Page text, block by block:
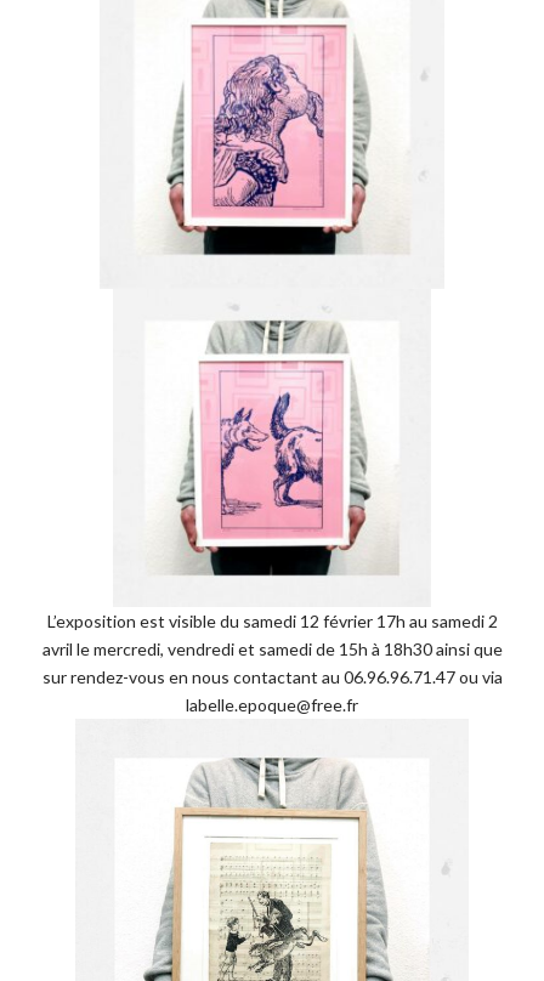
L’exposition est visible du samedi 12 février 17h au samedi 2
avril le mercredi, vendredi et samedi de 15h à 18h30 ainsi que
sur rendez-vous en nous contactant au 06.96.96.71.47 ou via
labelle.epoque@free.fr